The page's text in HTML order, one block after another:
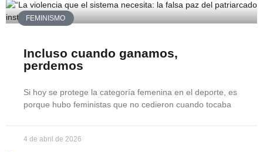
FEMINISMO
Incluso cuando ganamos,
perdemos
Si hoy se protege la categoría femenina en el deporte, es
porque hubo feministas que no cedieron cuando tocaba
4 de abril de 2026